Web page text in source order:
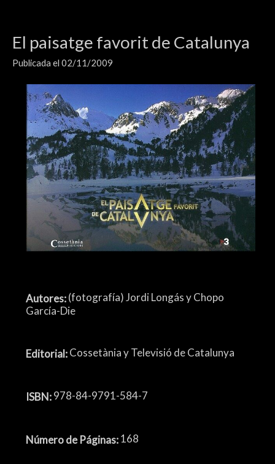
El paisatge favorit de Catalunya
Publicada el 02/11/2009
Autores:(fotografía) Jordi Longás y Chopo
García-Die
Editorial:Cossetània y Televisió de Catalunya
ISBN:978-84-9791-584-7
Número de Páginas:168